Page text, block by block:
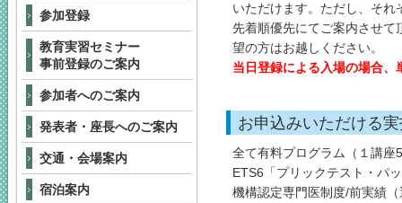
いただけます。ただし、そ
先着順優先にてご案内させて
望の方はお越しください。
当日登録による入場の場合、
お申込みいただける
全て有料プログラム（１講座
ETS6「プリックテスト・パ
機構認定専門医制度/前実績
参加登録
教育実習セミナー
事前登録のご案内
参加者へのご案内
発表者・座長へのご案内
交通・会場案内
宿泊案内